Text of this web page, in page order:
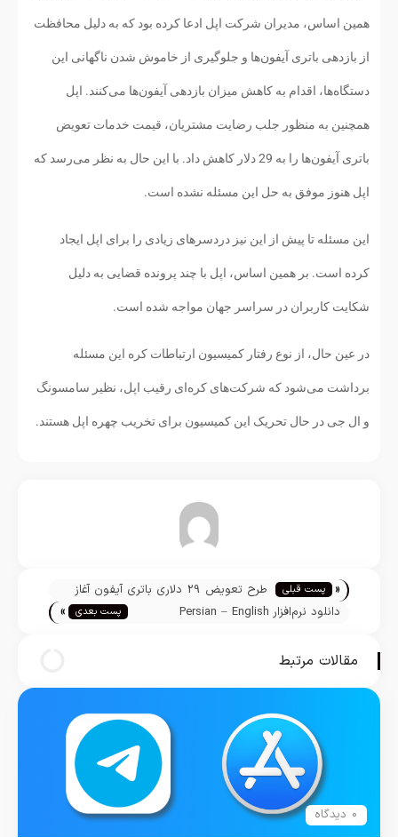
همین اساس، مدیران شرکت اپل ادعا کرده بود که به دلیل محافظت
از بازدهی باتری آیفون‌ها و جلوگیری از خاموش شدن ناگهانی این
دستگاه‌ها، اقدام به کاهش میزان بازدهی آیفون‌ها می‌کنند. اپل
همچنین به منظور جلب رضایت مشتریان، قیمت خدمات تعویض
باتری آیفون‌ها را به 29 دلار کاهش داد. با این حال به نظر می‌رسد که
اپل هنوز موفق به حل این مسئله نشده است.
این مسئله تا پیش از این نیز دردسرهای زیادی را برای اپل ایجاد
کرده است. بر همین اساس، اپل با چند پرونده قضایی به دلیل
شکایت کاربران در سراسر جهان مواجه شده است.
در عین حال، از نوع رفتار کمیسیون ارتباطات کره ‌این مسئله
برداشت می‌شود که شرکت‌های کره‌ای رقیب اپل، نظیر سامسونگ
و ال جی در حال تحریک این کمیسیون برای تخریب چهره اپل هستند.
تیم تحریریه « پست قبلی
طرح تعویض 29 دلاری باتری آیفون آغاز
گردید!
دانلود نرم‌افزار Persian – English
پست بعدی »
مقالات مرتبط
0 دیدگاه